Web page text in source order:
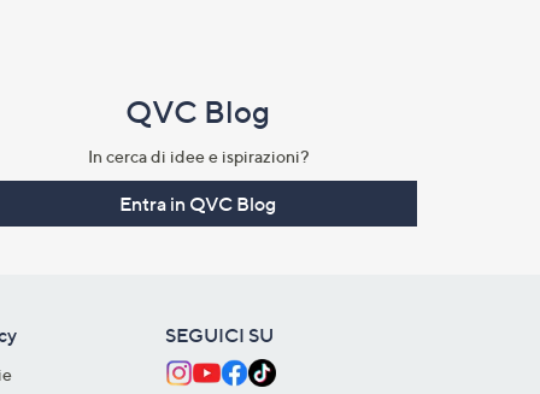
QVC Blog
In cerca di idee e ispirazioni?
Entra in QVC Blog
SEGUICI SU